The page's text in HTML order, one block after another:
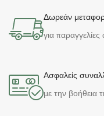
Δωρεάν
για
Ασφαλείς
με την βοήθεια